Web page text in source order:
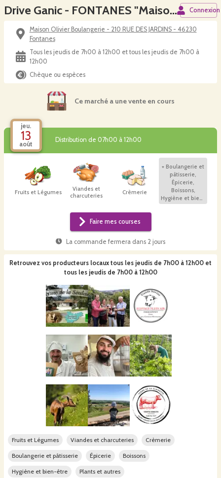
Drive Ganic - FONTANES "Maison Olivier Boulangerie" Connexion
Maison Olivier Boulangerie - 210 RUE DES JARDINS - 46230
Fontanes
Tous les jeudis de 7h00 à 12h00 et tous les jeudis de 7h00 à
12h00
Chèque ou espèces
Ce marché a une vente en cours
jeu.
13
août
Distribution de 07h00 à 12h00
Fruits et Légumes
Viandes et
charcuteries
Crèmerie
+ Boulangerie et
pâtisserie,
Épicerie,
Boissons,
Hygiène et bien-
être
Faire mes courses
La commande fermera dans 2 jours
Retrouvez vos producteurs locaux tous les jeudis de 7h00 à 12h00 et
tous les jeudis de 7h00 à 12h00
Fruits et Légumes Viandes et charcuteries Crèmerie
Boulangerie et pâtisserie Épicerie Boissons
Hygiène et bien-être Plants et autres